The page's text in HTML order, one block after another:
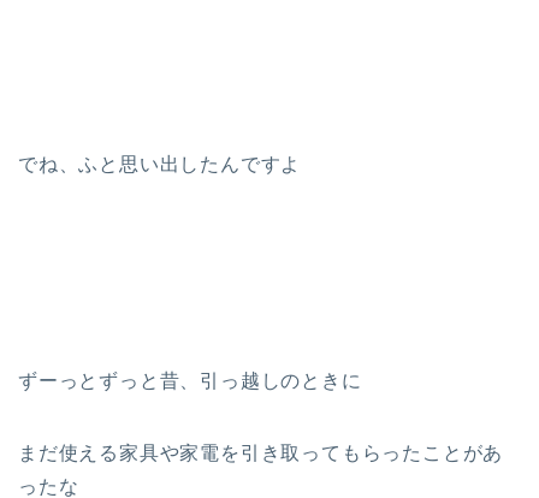
でね、ふと思い出したんですよ
ずーっとずっと昔、引っ越しのときに
まだ使える家具や家電を引き取ってもらったことがあ
ったな